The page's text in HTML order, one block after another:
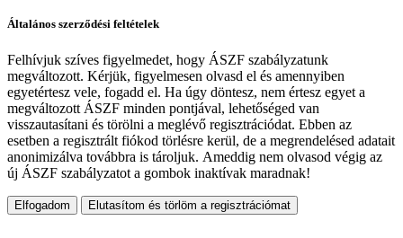
Általános szerződési feltételek
Felhívjuk szíves figyelmedet, hogy ÁSZF szabályzatunk
megváltozott. Kérjük, figyelmesen olvasd el és amennyiben
egyetértesz vele, fogadd el. Ha úgy döntesz, nem értesz egyet a
megváltozott ÁSZF minden pontjával, lehetőséged van
visszautasítani és törölni a meglévő regisztrációdat. Ebben az
esetben a regisztrált fiókod törlésre kerül, de a megrendelésed adatait
anonimizálva továbbra is tároljuk. Ameddig nem olvasod végig az
új ÁSZF szabályzatot a gombok inaktívak maradnak!
Elfogadom Elutasítom és törlöm a regisztrációmat